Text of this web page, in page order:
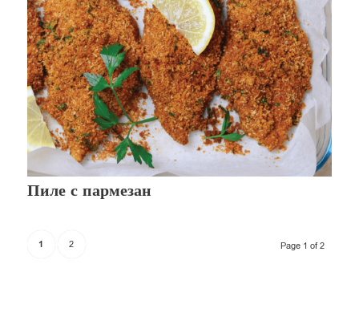
Пиле с пармезан
Page 1 of 2
1 2